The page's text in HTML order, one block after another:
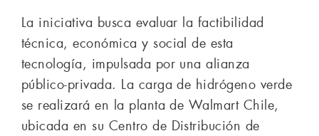
La iniciativa busca evaluar la factibilidad
técnica, económica y social de esta
tecnología, impulsada por una alianza
público-privada. La carga de hidrógeno verde
se realizará en la planta de Walmart Chile,
ubicada en su Centro de Distribución de